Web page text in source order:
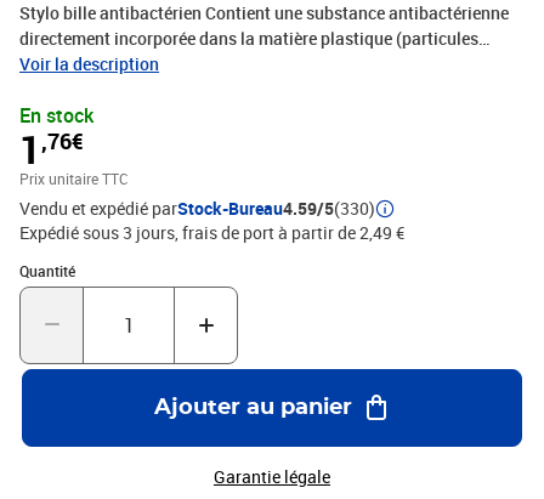
Stylo bille antibactérien Contient une substance antibactérienne
directement incorporée dans la matière plastique (particules
d’ions argent ayant la propriété biocide antibactérienne)
surface du produit et empêchant leur prolifération Effet
antibactérien efficace durant toute la durée de vie du stylo
Conforme aux réglementations suivantes : – Bio cidal Products
Regulation 528/2012 – REACH Testé suivant la norme ISO 22196
(action antibactérienne sur les plastiques) Idéal pour un public
B2B dans les domaines : médical, alimentaire, industriel, scolaire…
où les stylos sont partagés Corps opaque bleu ciel, capuchon bleu
translucide. Embout et indicateur à la couleur de l’encre Longue
durée d’écriture, jusqu’à 1200 m Bille en carbure de tungstène
mm Largeur du tracé 0,23 mm
Voir la description
En stock
1 ,76€
Prix unitaire TTC
Vendu et expédié parStock-Bureau4.59/5(330)
Expédié sous 3 jours, frais de port à partir de 2,49 €
Quantité
Quantité : 1
Ajouter au panier
Garantie légale